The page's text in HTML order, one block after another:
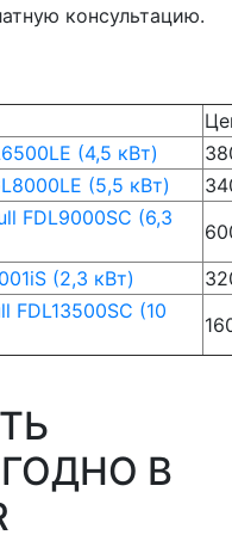
консультацию.
(4,5 кВт)
(5,5 кВт)
FDL9000SC (6,3
(2,3 кВт)
FDL13500SC (10
В